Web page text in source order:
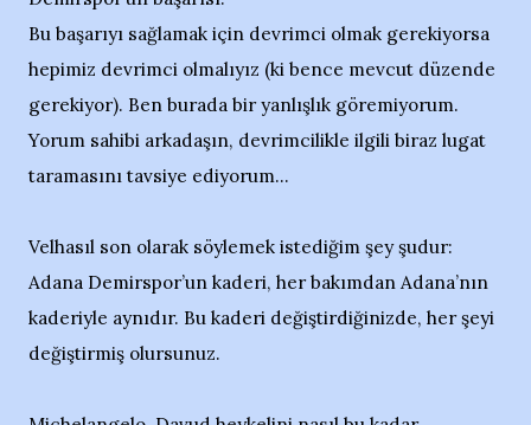
Bu başarıyı sağlamak için devrimci olmak gerekiyorsa
hepimiz devrimci olmalıyız (ki bence mevcut düzende
gerekiyor). Ben burada bir yanlışlık göremiyorum.
Yorum sahibi arkadaşın, devrimcilikle ilgili biraz lugat
taramasını tavsiye ediyorum...
Velhasıl son olarak söylemek istediğim şey şudur:
Adana Demirspor’un kaderi, her bakımdan Adana’nın
kaderiyle aynıdır. Bu kaderi değiştirdiğinizde, her şeyi
değiştirmiş olursunuz.